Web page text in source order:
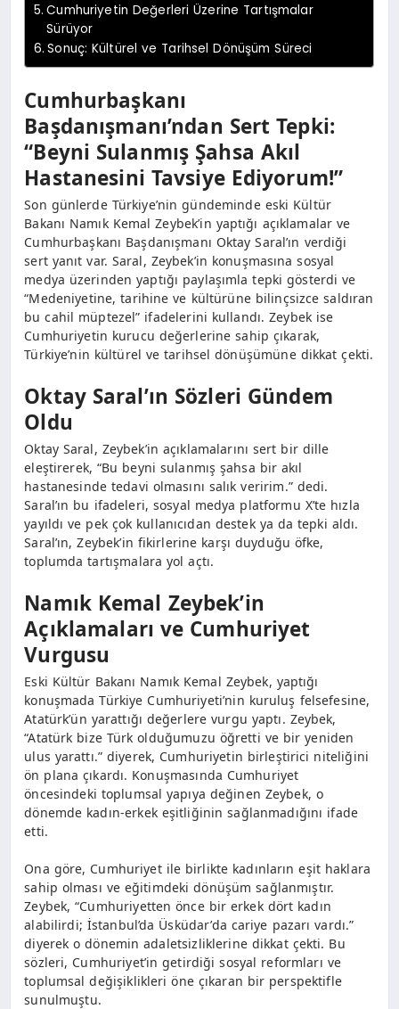
Cumhuriyetin Değerleri Üzerine Tartışmalar
Sürüyor
Sonuç: Kültürel ve Tarihsel Dönüşüm Süreci
Cumhurbaşkanı
Başdanışmanı’ndan Sert Tepki:
“Beyni Sulanmış Şahsa Akıl
Hastanesini Tavsiye Ediyorum!”
Son günlerde Türkiye’nin gündeminde eski Kültür
Bakanı Namık Kemal Zeybek’in yaptığı açıklamalar ve
Cumhurbaşkanı Başdanışmanı Oktay Saral’ın verdiği
sert yanıt var. Saral, Zeybek’in konuşmasına sosyal
medya üzerinden yaptığı paylaşımla tepki gösterdi ve
“Medeniyetine, tarihine ve kültürüne bilinçsizce saldıran
bu cahil müptezel” ifadelerini kullandı. Zeybek ise
Cumhuriyetin kurucu değerlerine sahip çıkarak,
Türkiye’nin kültürel ve tarihsel dönüşümüne dikkat çekti.
Oktay Saral’ın Sözleri Gündem
Oldu
Oktay Saral, Zeybek’in açıklamalarını sert bir dille
eleştirerek, “Bu beyni sulanmış şahsa bir akıl
hastanesinde tedavi olmasını salık veririm.” dedi.
Saral’ın bu ifadeleri, sosyal medya platformu X’te hızla
yayıldı ve pek çok kullanıcıdan destek ya da tepki aldı.
Saral’ın, Zeybek’in fikirlerine karşı duyduğu öfke,
toplumda tartışmalara yol açtı.
Namık Kemal Zeybek’in
Açıklamaları ve Cumhuriyet
Vurgusu
Eski Kültür Bakanı Namık Kemal Zeybek, yaptığı
konuşmada Türkiye Cumhuriyeti’nin kuruluş felsefesine,
Atatürk’ün yarattığı değerlere vurgu yaptı. Zeybek,
“Atatürk bize Türk olduğumuzu öğretti ve bir yeniden
ulus yarattı.” diyerek, Cumhuriyetin birleştirici niteliğini
ön plana çıkardı. Konuşmasında Cumhuriyet
öncesindeki toplumsal yapıya değinen Zeybek, o
dönemde kadın-erkek eşitliğinin sağlanmadığını ifade
etti.
Ona göre, Cumhuriyet ile birlikte kadınların eşit haklara
sahip olması ve eğitimdeki dönüşüm sağlanmıştır.
Zeybek, “Cumhuriyetten önce bir erkek dört kadın
alabilirdi; İstanbul’da Üsküdar’da cariye pazarı vardı.”
diyerek o dönemin adaletsizliklerine dikkat çekti. Bu
sözleri, Cumhuriyet’in getirdiği sosyal reformları ve
toplumsal değişiklikleri öne çıkaran bir perspektifle
sunulmuştu.